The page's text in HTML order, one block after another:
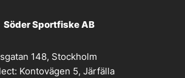
Söder Sportfiske AB
148, Stockholm
Kontovägen 5, Järfälla